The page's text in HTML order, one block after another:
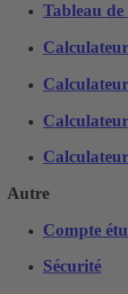
Tableau
Autre
Compte
Sécurité